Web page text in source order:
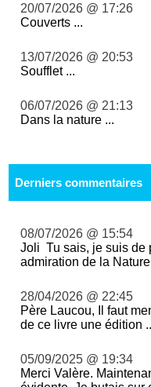
20/07/2026 @ 17:26
Couverts ...
13/07/2026 @ 20:53
Soufflet ...
06/07/2026 @ 21:13
Dans la nature ...
Derniers commentaires
08/07/2026 @ 15:54
Joli Tu sais, je suis de
admiration de la
28/04/2026 @ 22:45
Père Laucou, Il faut
de ce livre une édition
05/09/2025 @ 19:34
Merci Valère.